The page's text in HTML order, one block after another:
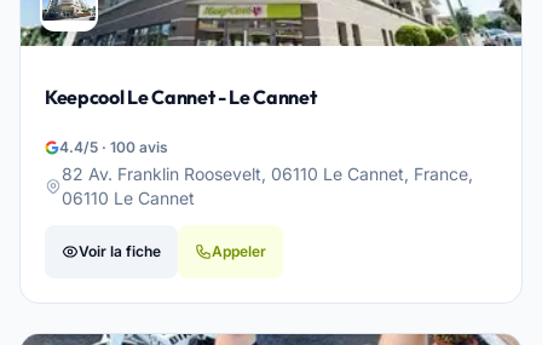
Keepcool Le Cannet - Le Cannet
4.4/5 · 100 avis
82 Av. Franklin Roosevelt, 06110 Le Cannet, France,
06110 Le Cannet
Voir la fiche Appeler